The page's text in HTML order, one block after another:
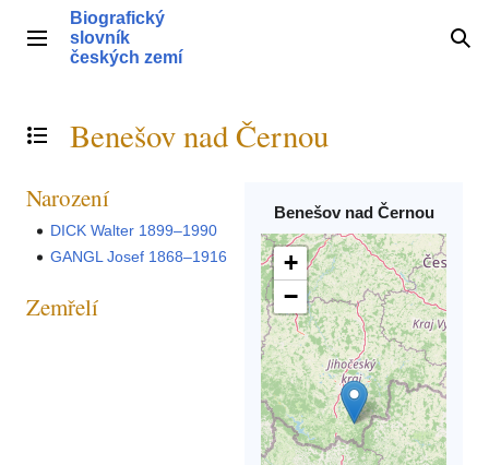
obsahHlavní menu
Biografický
slovník
českých zemí
Přepnout obsah
Benešov nad Černou
Benešov nad Černou
+
−
Narození
DICK Walter 1899–1990
GANGL Josef 1868–1916
Zemřelí